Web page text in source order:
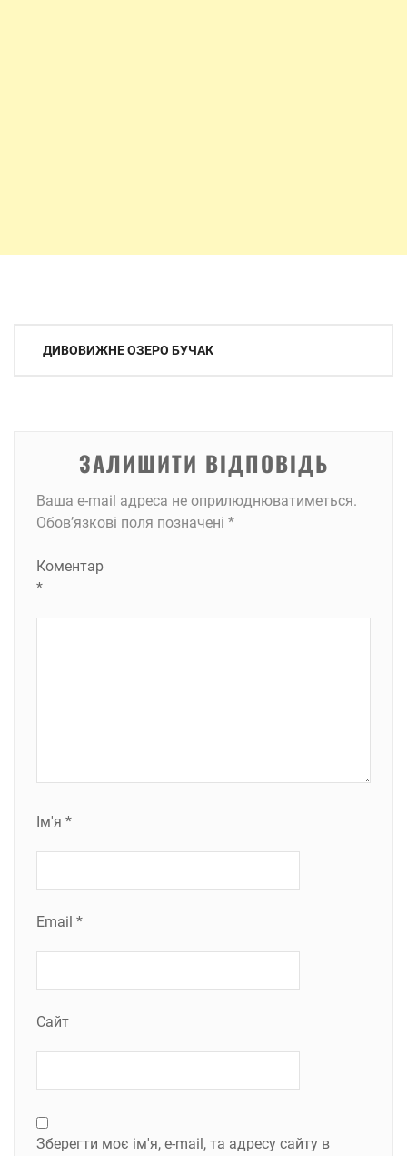
Навігація
ДИВОВИЖНЕ ОЗЕРО БУЧАК
ЗАЛИШИТИ ВІДПОВІДЬ
Ваша e-mail адреса не оприлюднюватиметься.
Обов’язкові поля позначені *
Коментар
*
Ім'я *
Email *
Сайт
Зберегти моє ім'я, e-mail, та адресу сайту в